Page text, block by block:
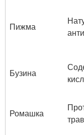
Пижма
Бузина
Ромашка